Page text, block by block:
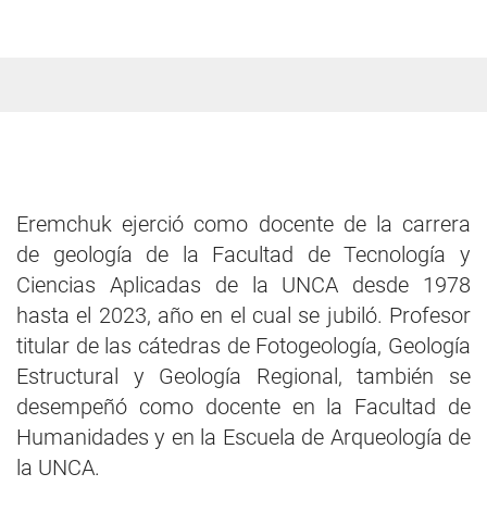
Eremchuk ejerció como docente de la carrera
de geología de la Facultad de Tecnología y
Ciencias Aplicadas de la UNCA desde 1978
hasta el 2023, año en el cual se jubiló. Profesor
titular de las cátedras de Fotogeología, Geología
Estructural y Geología Regional, también se
desempeñó como docente en la Facultad de
Humanidades y en la Escuela de Arqueología de
la UNCA.